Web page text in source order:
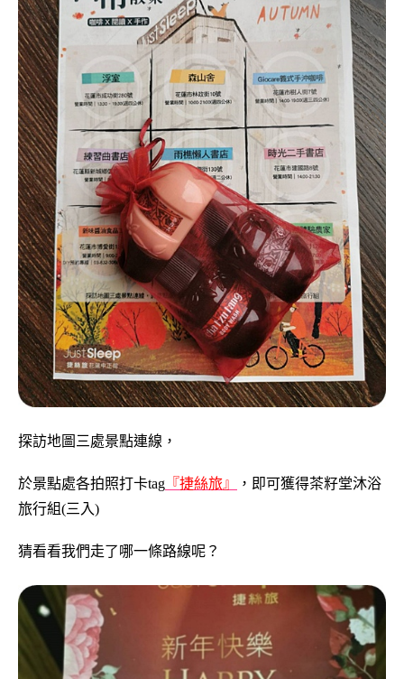
探訪地圖三處景點連線，
於景點處各拍照打卡tag 『捷絲旅』
，即可獲得茶籽堂沐浴
旅行組(三入)
猜看看我們走了哪一條路線呢？